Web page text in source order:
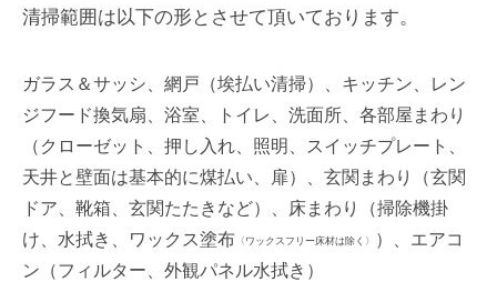
清掃範囲は以下の形とさせて頂いております。
ガラス＆サッシ、網戸（埃払い清掃）、キッチン、レン
ジフード換気扇、浴室、トイレ、洗面所、各部屋まわり
（クローゼット、押し入れ、照明、スイッチプレート、
天井と壁面は基本的に煤払い、扉）、玄関まわり（玄関
ドア、靴箱、玄関たたきなど）、床まわり（掃除機掛
け、水拭き、ワックス塗布 〈ワックスフリー床材は除く〉
）、エアコ
ン（フィルター、外観パネル水拭き）